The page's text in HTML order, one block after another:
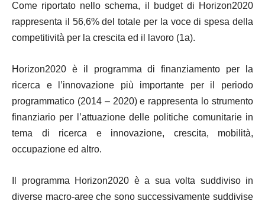
Come riportato nello schema, il budget di Horizon2020
rappresenta il 56,6% del totale per la voce di spesa della
competitività per la crescita ed il lavoro (1a).
Horizon2020 è il programma di finanziamento per la
ricerca e l’innovazione più importante per il periodo
programmatico (2014 – 2020) e rappresenta lo strumento
finanziario per l’attuazione delle politiche comunitarie in
tema di ricerca e innovazione, crescita, mobilità,
occupazione ed altro.
Il programma Horizon2020 è a sua volta suddiviso in
diverse macro-aree che sono successivamente suddivise